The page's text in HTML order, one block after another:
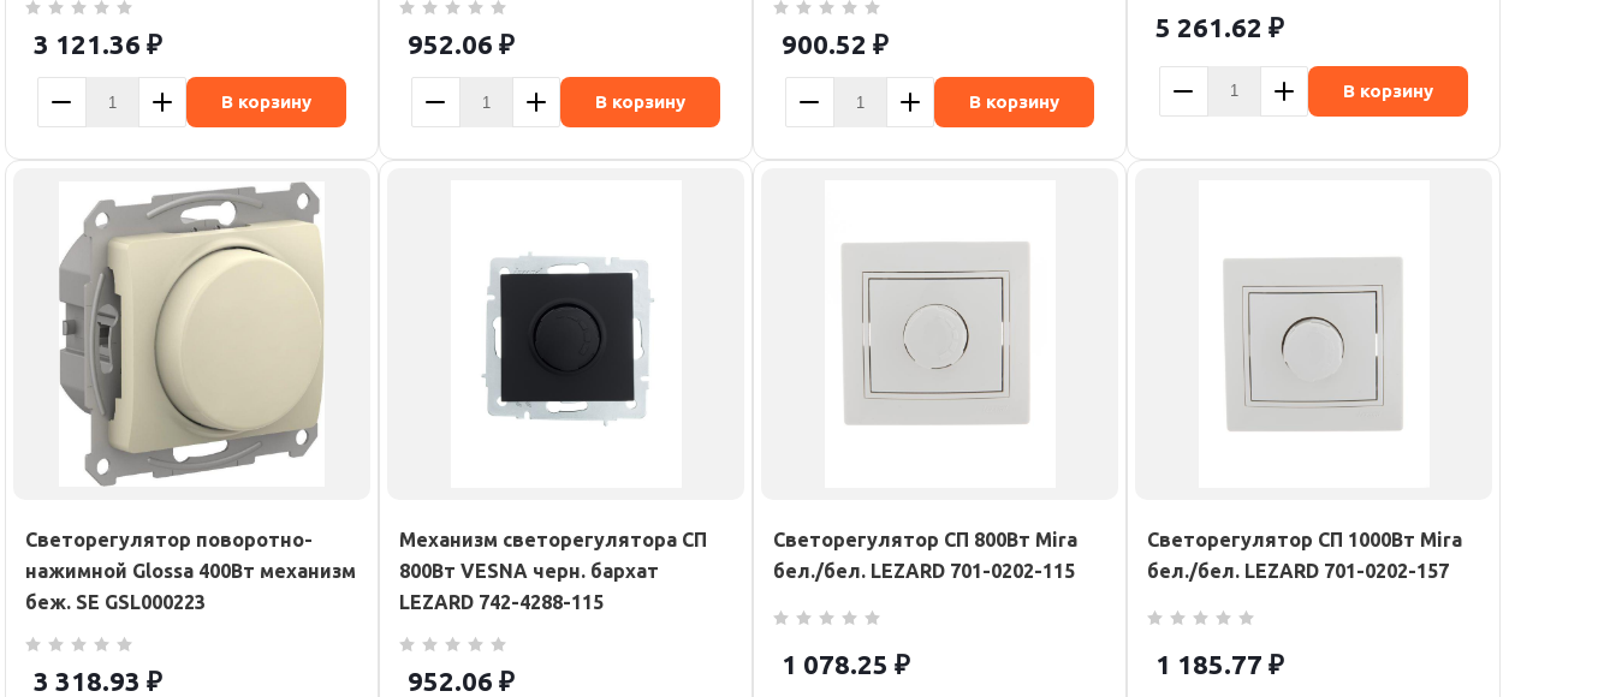
3 121.36 ₽
В корзину
952.06 ₽
В корзину
900.52 ₽
В корзину
5 261.62 ₽
В корзину
Светорегулятор поворотно-
нажимной Glossa 400Вт механизм
беж. SE GSL000223
3 318.93 ₽
Механизм светорегулятора СП
800Вт VESNA черн. бархат
LEZARD 742-4288-115
952.06 ₽
Светорегулятор СП 800Вт Mira
бел./бел. LEZARD 701-0202-115
1 078.25 ₽
Светорегулятор СП 1000Вт Mira
бел./бел. LEZARD 701-0202-157
1 185.77 ₽